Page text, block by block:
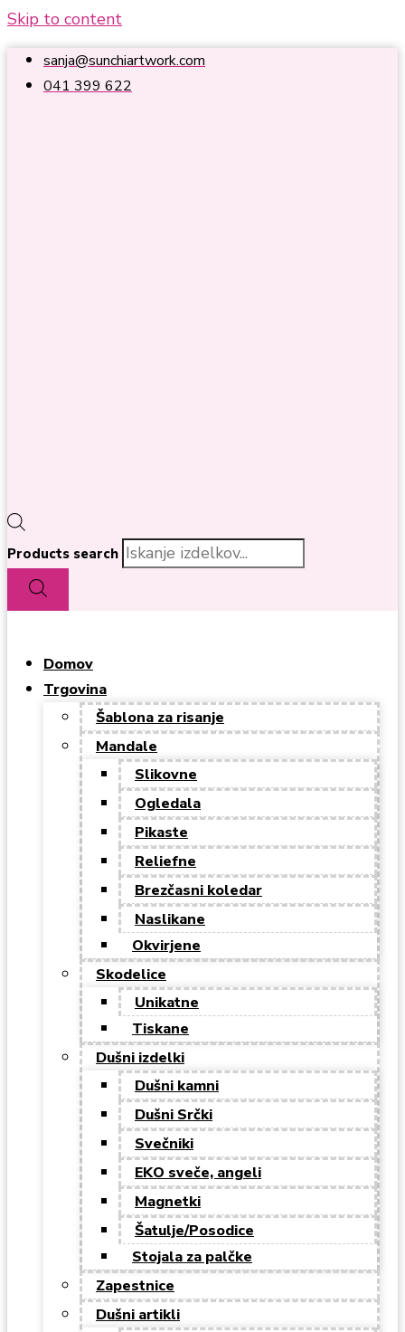
Skip to content
sanja@sunchiartwork.com
041 399 622
Products search
Domov
Trgovina
Šablona za risanje
Mandale
Slikovne
Ogledala
Pikaste
Reliefne
Brezčasni koledar
Naslikane
Okvirjene
Skodelice
Unikatne
Tiskane
Dušni izdelki
Dušni kamni
Dušni Srčki
Svečniki
EKO sveče, angeli
Magnetki
Šatulje/Posodice
Stojala za palčke
Zapestnice
Dušni artikli